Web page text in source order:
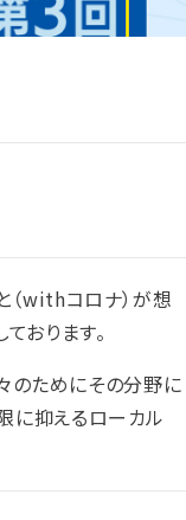
withコロナ）が想
おります。
のためにその分野に
に抑えるローカル